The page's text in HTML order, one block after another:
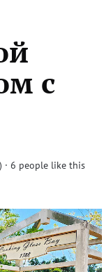
с
· 6 people like this